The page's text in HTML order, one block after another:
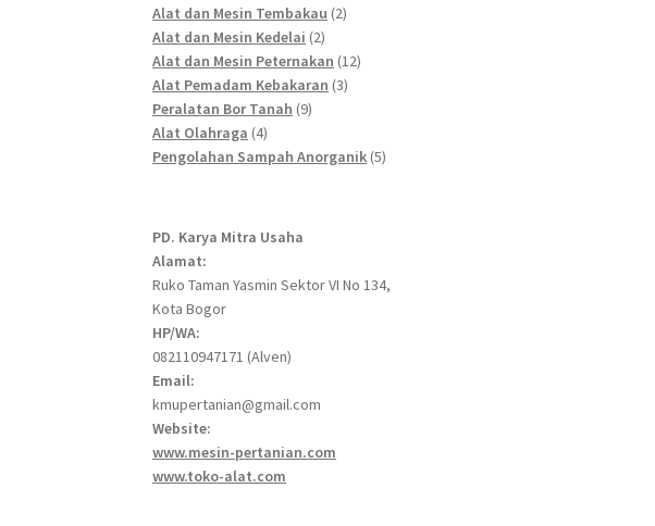
products
Alat dan Mesin Tembakau 22
Alat dan Mesin Kedelai 22
products
Alat dan Mesin Peternakan 1212
Alat Pemadam Kebakaran 33
Peralatan Bor Tanah 99
Alat Olahraga 44
products
Pengolahan Sampah Anorganik 55
PD. Karya Mitra Usaha
Alamat:
Ruko Taman Yasmin Sektor VI No 134,
Kota Bogor
HP/WA:
082110947171 (Alven)
Email:
kmupertanian@gmail.com
Website:
www.mesin-pertanian.com
www.toko-alat.com